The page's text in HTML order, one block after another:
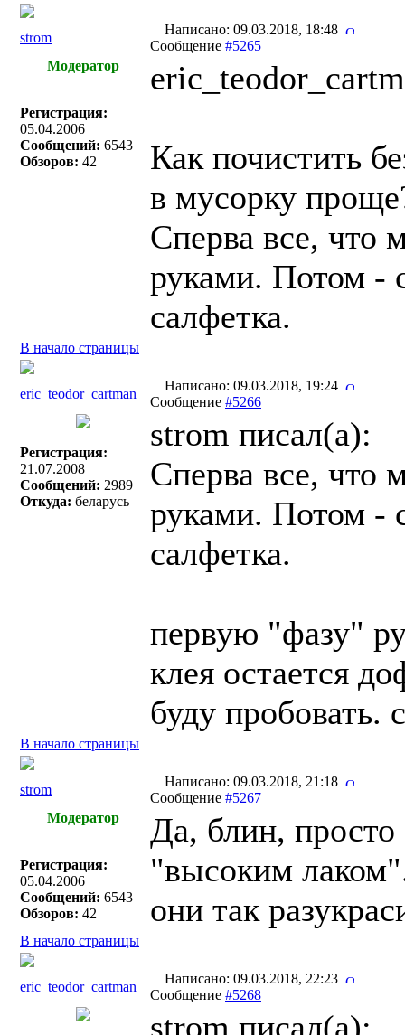
strom
Написано: 09.03.2018, 18:48
Сообщение #5265
Модератор
Регистрация:
05.04.2006
Сообщений: 6543
Обзоров: 42
Как почистить
в мусорку
Сперва все, что
руками. Потом -
салфетка.
В начало страницы
eric_teodor_cartman
Написано: 09.03.2018, 19:24
Сообщение #5266
Регистрация:
21.07.2008
Сообщений: 2989
Откуда: беларусь
strom писал(a):
Сперва все, что
руками. Потом -
салфетка.
первую "фазу"
клея остается
буду пробовать.
В начало страницы
strom
Написано: 09.03.2018, 21:18
Сообщение #5267
Модератор
Регистрация:
05.04.2006
Сообщений: 6543
Обзоров: 42
Да, блин, просто
"высоким
они так
В начало страницы
eric_teodor_cartman
Написано: 09.03.2018, 22:23
Сообщение #5268
strom писал(a):